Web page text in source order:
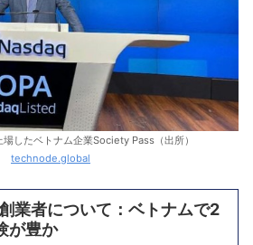
場したベトナム企業Society Pass（出所）
technode.global
業者について：ベトナムで2
が豊か